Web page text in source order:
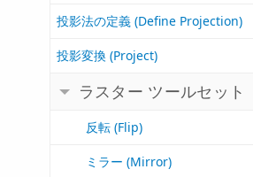
投影法の定義 (Define Projection)
投影変換 (Project)
ラスター ツールセット
反転 (Flip)
ミラー (Mirror)